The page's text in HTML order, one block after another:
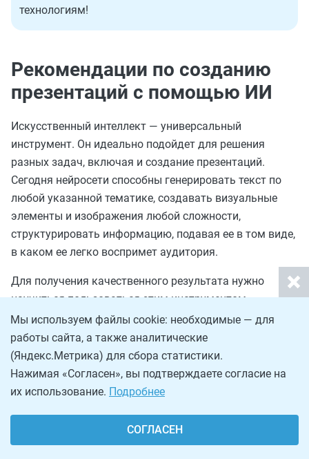
технологиям!
Рекомендации по созданию
презентаций с помощью ИИ
Искусственный интеллект — универсальный
инструмент. Он идеально подойдет для решения
разных задач, включая и создание презентаций.
Сегодня нейросети способны генерировать текст по
любой указанной тематике, создавать визуальные
элементы и изображения любой сложности,
структурировать информацию, подавая ее в том виде,
в каком ее легко воспримет аудитория.
Для получения качественного результата нужно
научиться пользоваться этим инструментом.
Прилагаем несколько важных рекомендаций:
Подберите подходящий шаблон
Нейросети предлагают внушительный выбор
оформления презентации. Чтобы содержимое,
сгенерированное искусственным интеллектом,
Мы используем файлы cookie: необходимые — для
работы сайта, а также аналитические
(Яндекс.Метрика) для сбора статистики.
Нажимая «Согласен», вы подтверждаете согласие на
их использование. Подробнее
СОГЛАСЕН